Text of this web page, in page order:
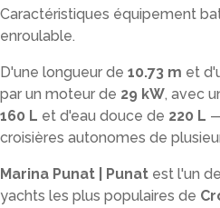
Caractéristiques équipement
enroulable.
D'une longueur de 10.73 m et
par un moteur de 29 kW, avec
160 L et d'eau douce de 220 L
croisières autonomes de
Marina Punat | Punat est l'un
yachts les plus populaires de